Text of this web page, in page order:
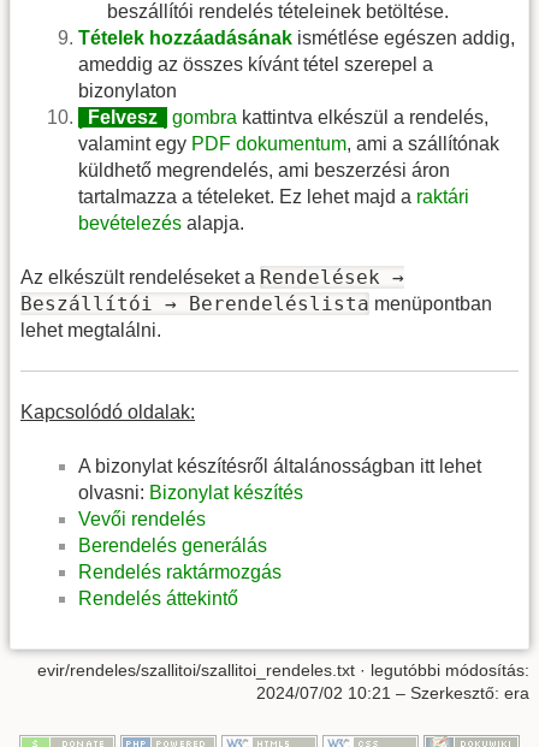
beszállítói rendelés tételeinek betöltése.
Tételek hozzáadásának ismétlése egészen addig,
ameddig az összes kívánt tétel szerepel a
bizonylaton
Felvesz gombra kattintva elkészül a rendelés,
valamint egy PDF dokumentum, ami a szállítónak
küldhető megrendelés, ami beszerzési áron
tartalmazza a tételeket. Ez lehet majd a raktári
bevételezés alapja.
Az elkészült rendeléseket a Rendelések →
Beszállítói → Berendeléslista menüpontban
lehet megtalálni.
Kapcsolódó oldalak:
A bizonylat készítésről általánosságban itt lehet
olvasni: Bizonylat készítés
Vevői rendelés
Berendelés generálás
Rendelés raktármozgás
Rendelés áttekintő
evir/rendeles/szallitoi/szallitoi_rendeles.txt · legutóbbi módosítás:
2024/07/02 10:21 – Szerkesztő: era